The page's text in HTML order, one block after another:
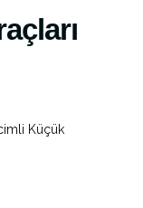
Küçük